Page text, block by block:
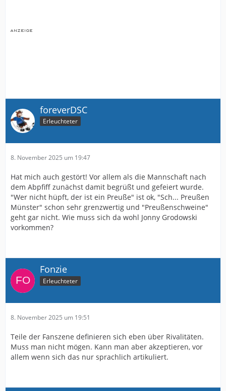
foreverDSC
Erleuchteter
8. November 2025 um 19:47
Hat mich auch gestört! Vor allem als die Mannschaft nach
dem Abpfiff zunächst damit begrüßt und gefeiert wurde.
"Wer nicht hüpft, der ist ein Preuße" ist ok, "Sch... Preußen
Münster" schon sehr grenzwertig und "Preußenschweine"
geht gar nicht. Wie muss sich da wohl Jonny Grodowski
vorkommen?
Fonzie
Erleuchteter
8. November 2025 um 19:51
Teile der Fanszene definieren sich eben über Rivalitäten.
Muss man nicht mögen. Kann man aber akzeptieren, vor
allem wenn sich das nur sprachlich artikuliert.